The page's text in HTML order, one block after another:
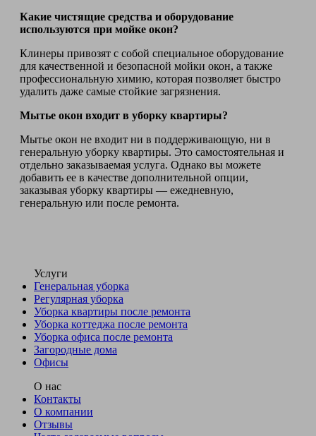
Какие чистящие средства и оборудование
используются при мойке окон?
Клинеры привозят с собой специальное оборудование
для качественной и безопасной мойки окон, а также
профессиональную химию, которая позволяет быстро
удалить даже самые стойкие загрязнения.
Мытье окон входит в уборку квартиры?
Мытье окон не входит ни в поддерживающую, ни в
генеральную уборку квартиры. Это самостоятельная и
отдельно заказываемая услуга. Однако вы можете
добавить ее в качестве дополнительной опции,
заказывая уборку квартиры — ежедневную,
генеральную или после ремонта.
Услуги
Генеральная уборка
Регулярная уборка
Уборка квартиры после ремонта
Уборка коттеджа после ремонта
Уборка офиса после ремонта
Загородные дома
Офисы
О нас
Контакты
О компании
Отзывы